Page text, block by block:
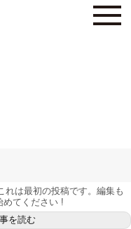
れは最初の投稿です。編集も
めてください !
を読む